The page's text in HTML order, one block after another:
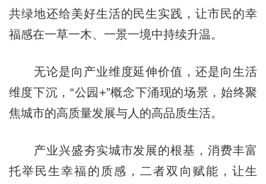
共绿地还给美好生活的民生实践，让市民的幸
福感在一草一木、一景一境中持续升温。
无论是向产业维度延伸价值，还是向生活
维度下沉，“公园+”概念下涌现的场景，始终聚
焦城市的高质量发展与人的高品质生活。
产业兴盛夯实城市发展的根基，消费丰富
托举民生幸福的质感，二者双向赋能，让生